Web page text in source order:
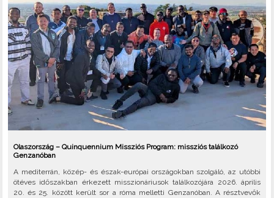
Olaszország – Quinquennium Missziós Program: missziós találkozó
Genzanóban
A mediterrán, közép- és észak-európai országokban szolgáló, az utóbbi
ötéves időszakban érkezett misszionáriusok találkozójára 2026. április
20. és 25. között került sor a róma melletti Genzanóban. A résztvevők